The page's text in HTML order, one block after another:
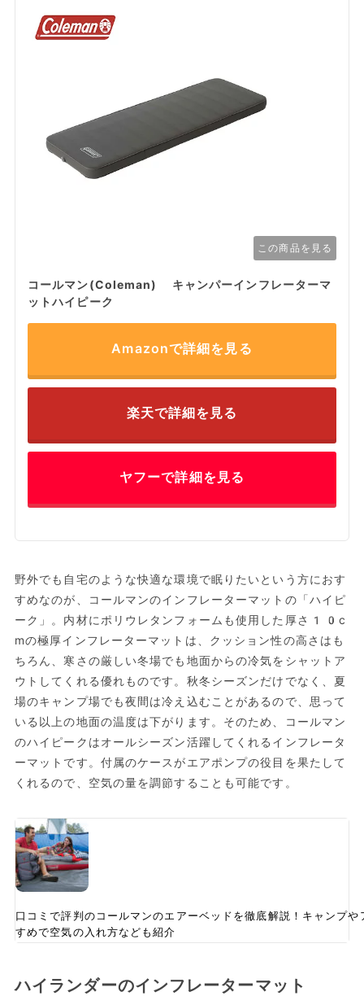
この商品を見る
コールマン(Coleman) キャンパーインフレーターマ
ットハイピーク
Amazonで詳細を見る
楽天で詳細を見る
ヤフーで詳細を見る
野外でも自宅のような快適な環境で眠りたいという方におす
すめなのが、コールマンのインフレーターマットの「ハイピ
ーク」。内材にポリウレタンフォームも使用した厚さ10c
mの極厚インフレーターマットは、クッション性の高さはも
ちろん、寒さの厳しい冬場でも地面からの冷気をシャットア
ウトしてくれる優れものです。秋冬シーズンだけでなく、夏
場のキャンプ場でも夜間は冷え込むことがあるので、思って
いる以上の地面の温度は下がります。そのため、コールマン
のハイピークはオールシーズン活躍してくれるインフレータ
ーマットです。付属のケースがエアポンプの役目を果たして
くれるので、空気の量を調節することも可能です。
口コミで評判のコールマンのエアーベッドを徹底解説！キャンプや
すめで空気の入れ方なども紹介
ハイランダーのインフレーターマット